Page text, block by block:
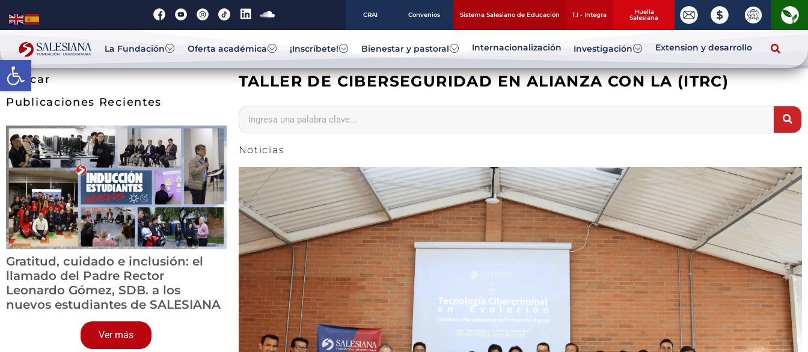
Abrir barra de herramientas
CRAI Convenios Sistema Salesiano de Educación T.I - Integra Huella
Salesiana
La Fundación Oferta académica ¡Inscríbete! Bienestar y pastoral Internacionalización Investigación Extension y desarrollo
Buscar
Publicaciones Recientes
Gratitud, cuidado e inclusión: el
llamado del Padre Rector
Leonardo Gómez, SDB. a los
nuevos estudiantes de SALESIANA
Ver más
TALLER DE CIBERSEGURIDAD EN ALIANZA CON LA (ITRC)
Noticias